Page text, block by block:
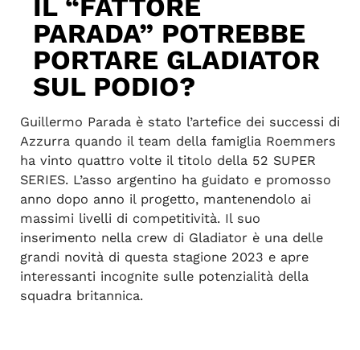
IL “FATTORE
PARADA” POTREBBE
PORTARE GLADIATOR
SUL PODIO?
Guillermo Parada è stato l’artefice dei successi di
Azzurra quando il team della famiglia Roemmers
ha vinto quattro volte il titolo della 52 SUPER
SERIES. L’asso argentino ha guidato e promosso
anno dopo anno il progetto, mantenendolo ai
massimi livelli di competitività. Il suo
inserimento nella crew di Gladiator è una delle
grandi novità di questa stagione 2023 e apre
interessanti incognite sulle potenzialità della
squadra britannica.